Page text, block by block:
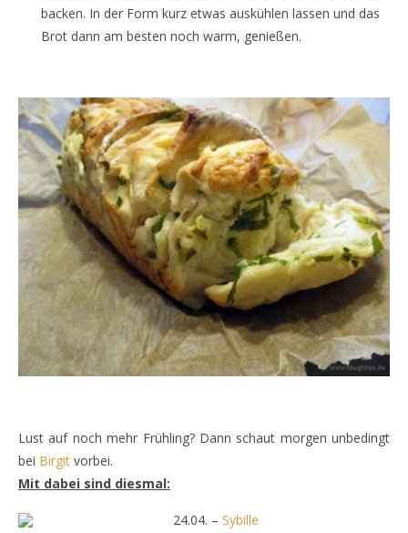
backen. In der Form kurz etwas auskühlen lassen und das
Brot dann am besten noch warm, genießen.
Lust auf noch mehr Frühling? Dann schaut morgen unbedingt
bei Birgit vorbei.
Mit dabei sind diesmal:
24.04. – Sybille